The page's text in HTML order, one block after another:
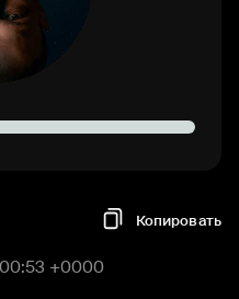
Копировать
+0000